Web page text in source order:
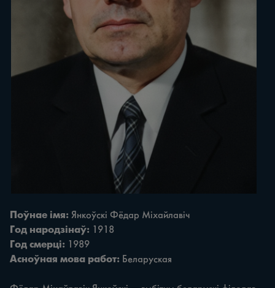
Поўнае імя: Янкоўскі Фёдар Міхайлавіч
Год народзінаў: 1918
Год смерці: 1989
Асноўная мова работ: Беларуская